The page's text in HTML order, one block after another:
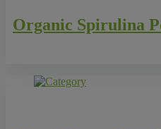
Organic Spirulina